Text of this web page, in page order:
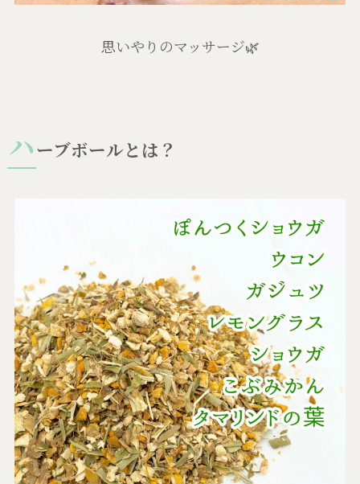
思いやりのマッサージ🌿
ハーブボールとは？